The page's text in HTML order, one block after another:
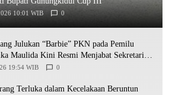
10:01 WIB 0
Julukan “Barbie” PKN pada Pemilu
Maulida Kini Resmi Menjabat Sekretaris
DIY
19:54 WIB 0
Terluka dalam Kecelakaan Beruntun